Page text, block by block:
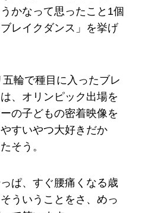
かなって思ったこと1個
レイクダンス」を挙げ
輪で種目に入ったブレ
、オリンピック出場を
の子どもの密着映像を
すいやつ大好きだか
そう。
ぱ、すぐ腰痛くなる歳
ういうことをさ、めっ